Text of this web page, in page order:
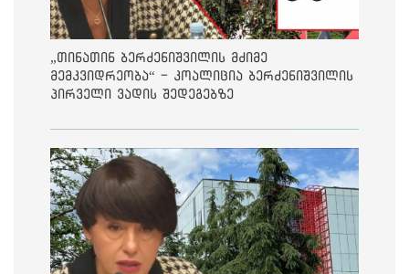
„თინათინ ბერძენიშვილის მძიმე
მემკვიდრეობა“ - კოალიცია ბერძენიშვილის
პირველი ვადის შედეგებზე